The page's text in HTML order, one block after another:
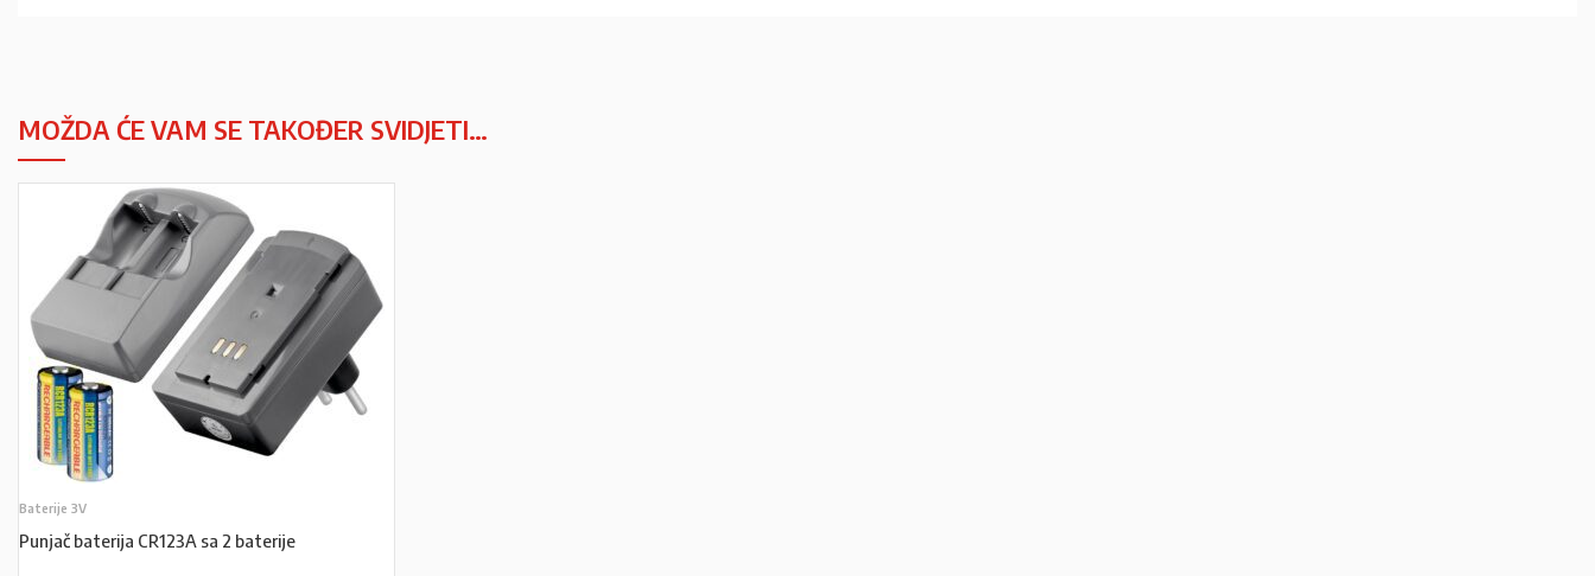
MOŽDA ĆE VAM SE TAKOĐER SVIDJETI…
Baterije 3V
Punjač baterija CR123A sa 2 baterije